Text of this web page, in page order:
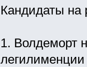
Кандидаты на
1. Волдеморт
легилименции